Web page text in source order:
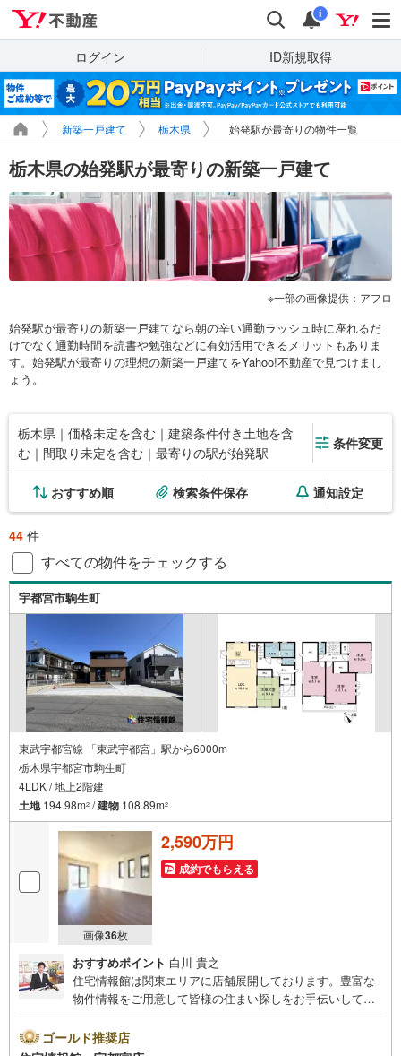
検索 通知
i
ログイン ID新規取得
新築一戸建て 栃木県 始発駅が最寄りの物件一覧
栃木県の始発駅が最寄りの新築一戸建て
一部の画像提供：アフロ
始発駅が最寄りの新築一戸建てなら朝の辛い通勤ラッシュ時に座れるだ
けでなく通勤時間を読書や勉強などに有効活用できるメリットもありま
す。始発駅が最寄りの理想の新築一戸建てをYahoo!不動産で見つけまし
ょう。
栃木県｜価格未定を含む｜建築条件付き土地を含
む｜間取り未定を含む｜最寄りの駅が始発駅
条件変更
おすすめ順 検索条件保存 通知設定
44 件
すべての物件をチェックする
宇都宮市駒生町
東武宇都宮線 「東武宇都宮」駅から6000m
栃木県宇都宮市駒生町
4LDK / 地上2階建
土地194.98m2 /建物 108.89m2
画像36枚
2,590万円
成約でもらえる
おすすめポイント 白川 貴之
住宅情報館は関東エリアに店舗展開しております。豊富な
物件情報をご用意して皆様の住まい探しをお手伝いしてお
さい。【営業時間 10:00～19:00 火曜・水曜（祝日の場
合は営業いたします）】「資料請求」「内覧」のお問い合
ゴールド推奨店